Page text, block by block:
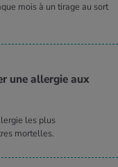
mois à un tirage au sort
une allergie aux
les plus
mortelles.